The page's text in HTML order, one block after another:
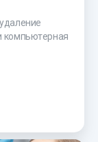
компьютерная